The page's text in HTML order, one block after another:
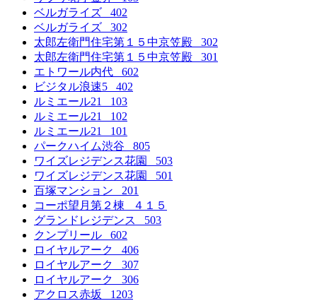
ベルガライズ 402
ベルガライズ 302
太郎左衛門住宅第１５中京笠殿 302
太郎左衛門住宅第１５中京笠殿 301
エトワール内代 602
ビジタル浪速5 402
ルミエール21 103
ルミエール21 102
ルミエール21 101
パークハイム渋谷 805
ワイズレジデンス花園 503
ワイズレジデンス花園 501
百塚マンション 201
コーポ望月第２棟 ４１５
グランドレジデンス 503
クンプリール 602
ロイヤルアーク 406
ロイヤルアーク 307
ロイヤルアーク 306
アクロス赤坂 1203